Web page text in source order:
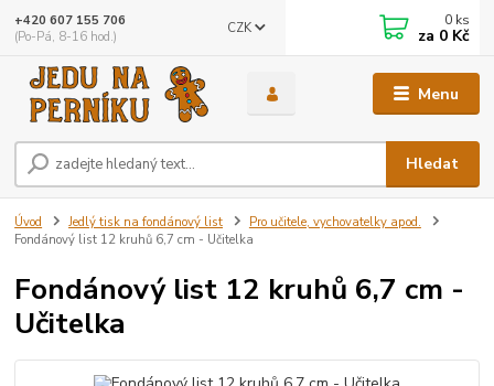
Menu
CZK
Hledat
+420 607 155 706
(Po-Pá, 8-16 hod.)
0 ks
za 0 Kč
Úvod Jedlý tisk na fondánový list
Pro učitele, vychovatelky apod.
Fondánový list 12 kruhů 6,7 cm - Učitelka
Fondánový list 12 kruhů 6,7 cm -
Učitelka